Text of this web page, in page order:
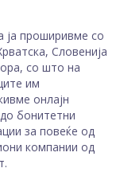
ја проширивме со
Словенија
со што на
им
онлајн
бонитетни
за повеќе од
компании од